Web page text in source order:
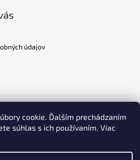
cookie. Ďalším prechádzaním
súhlas s ich používaním. Viac
údajov
štúdioADATELIER